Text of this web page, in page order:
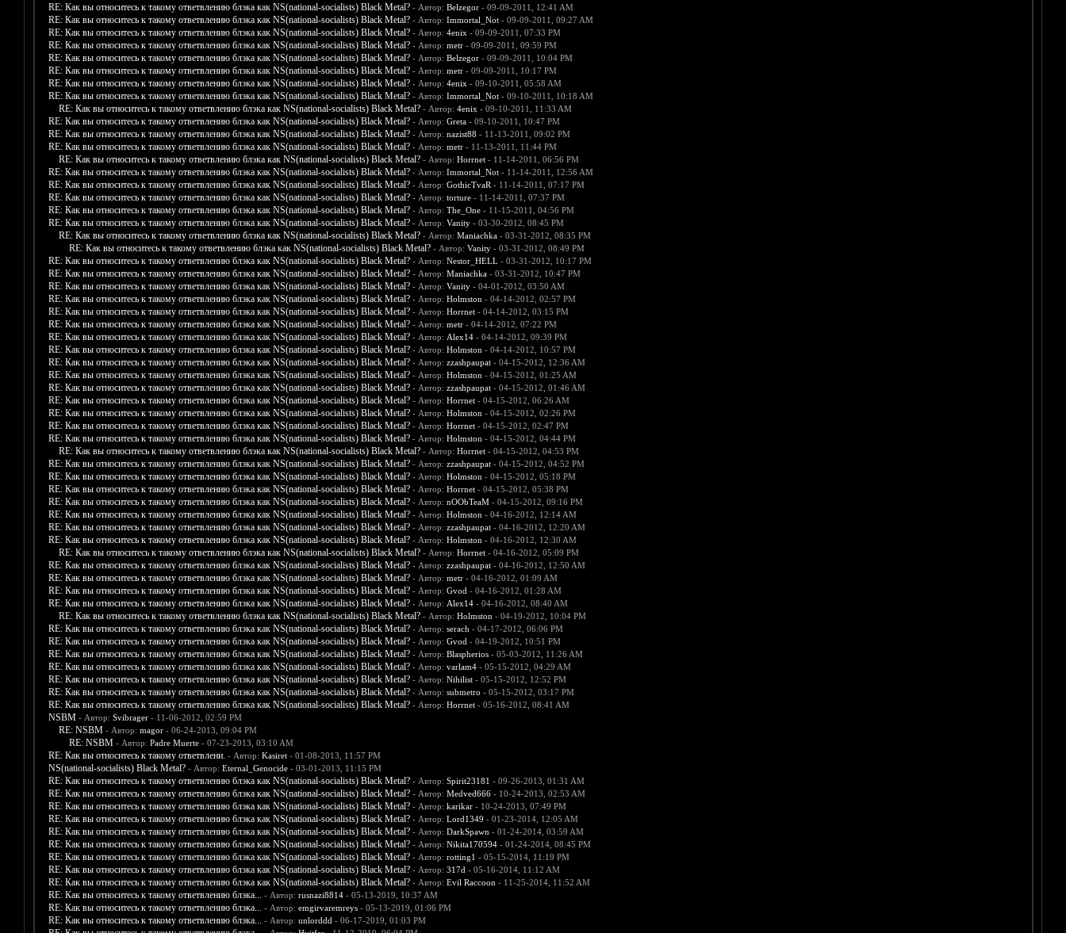
RE: Как вы относитесь к такому ответвлению блэка как NS(national-socialists) Black Metal? - Автор: Belzegor- 09-09-2011, 12:41 AM
RE: Как вы относитесь к такому ответвлению блэка как NS(national-socialists) Black Metal? - Автор: Immortal_Not- 09-09-2011, 09:27 AM
RE: Как вы относитесь к такому ответвлению блэка как NS(national-socialists) Black Metal? - Автор: 4enix - 09-09-2011, 07:33 PM
RE: Как вы относитесь к такому ответвлению блэка как NS(national-socialists) Black Metal? - Автор: metr- 09-09-2011, 09:59 PM
RE: Как вы относитесь к такому ответвлению блэка как NS(national-socialists) Black Metal? - Автор: Belzegor- 09-09-2011, 10:04 PM
RE: Как вы относитесь к такому ответвлению блэка как NS(national-socialists) Black Metal? - Автор: metr- 09-09-2011, 10:17 PM
RE: Как вы относитесь к такому ответвлению блэка как NS(national-socialists) Black Metal? - Автор: 4enix - 09-10-2011, 05:58 AM
RE: Как вы относитесь к такому ответвлению блэка как NS(national-socialists) Black Metal? - Автор: Immortal_Not- 09-10-2011, 10:18 AM
RE: Как вы относитесь к такому ответвлению блэка как NS(national-socialists) Black Metal? - Автор: 4enix - 09-10-2011, 11:33 AM
RE: Как вы относитесь к такому ответвлению блэка как NS(national-socialists) Black Metal? - Автор: Greta- 09-10-2011, 10:47 PM
RE: Как вы относитесь к такому ответвлению блэка как NS(national-socialists) Black Metal? - Автор: nazist88 - 11-13-2011, 09:02 PM
RE: Как вы относитесь к такому ответвлению блэка как NS(national-socialists) Black Metal? - Автор: metr- 11-13-2011, 11:44 PM
RE: Как вы относитесь к такому ответвлению блэка как NS(national-socialists) Black Metal? - Автор: Horrnet- 11-14-2011, 06:56 PM
RE: Как вы относитесь к такому ответвлению блэка как NS(national-socialists) Black Metal? - Автор: Immortal_Not- 11-14-2011, 12:56 AM
RE: Как вы относитесь к такому ответвлению блэка как NS(national-socialists) Black Metal? - Автор: GothicTvaR - 11-14-2011, 07:17 PM
RE: Как вы относитесь к такому ответвлению блэка как NS(national-socialists) Black Metal? - Автор: torture- 11-14-2011, 07:37 PM
RE: Как вы относитесь к такому ответвлению блэка как NS(national-socialists) Black Metal? - Автор: The_One- 11-15-2011, 04:56 PM
RE: Как вы относитесь к такому ответвлению блэка как NS(national-socialists) Black Metal? - Автор: Vanity- 03-30-2012, 08:45 PM
RE: Как вы относитесь к такому ответвлению блэка как NS(national-socialists) Black Metal? - Автор: Maniachka- 03-31-2012, 08:35 PM
RE: Как вы относитесь к такому ответвлению блэка как NS(national-socialists) Black Metal? - Автор: Vanity- 03-31-2012, 08:49 PM
RE: Как вы относитесь к такому ответвлению блэка как NS(national-socialists) Black Metal? - Автор: Nestor_HELL - 03-31-2012, 10:17 PM
RE: Как вы относитесь к такому ответвлению блэка как NS(national-socialists) Black Metal? - Автор: Maniachka- 03-31-2012, 10:47 PM
RE: Как вы относитесь к такому ответвлению блэка как NS(national-socialists) Black Metal? - Автор: Vanity- 04-01-2012, 03:50 AM
RE: Как вы относитесь к такому ответвлению блэка как NS(national-socialists) Black Metal? - Автор: Holmston - 04-14-2012, 02:57 PM
RE: Как вы относитесь к такому ответвлению блэка как NS(national-socialists) Black Metal? - Автор: Horrnet- 04-14-2012, 03:15 PM
RE: Как вы относитесь к такому ответвлению блэка как NS(national-socialists) Black Metal? - Автор: metr- 04-14-2012, 07:22 PM
RE: Как вы относитесь к такому ответвлению блэка как NS(national-socialists) Black Metal? - Автор: Alex14- 04-14-2012, 09:39 PM
RE: Как вы относитесь к такому ответвлению блэка как NS(national-socialists) Black Metal? - Автор: Holmston - 04-14-2012, 10:57 PM
RE: Как вы относитесь к такому ответвлению блэка как NS(national-socialists) Black Metal? - Автор: zzashpaupat- 04-15-2012, 12:36 AM
RE: Как вы относитесь к такому ответвлению блэка как NS(national-socialists) Black Metal? - Автор: Holmston - 04-15-2012, 01:25 AM
RE: Как вы относитесь к такому ответвлению блэка как NS(national-socialists) Black Metal? - Автор: zzashpaupat- 04-15-2012, 01:46 AM
RE: Как вы относитесь к такому ответвлению блэка как NS(national-socialists) Black Metal? - Автор: Horrnet- 04-15-2012, 06:26 AM
RE: Как вы относитесь к такому ответвлению блэка как NS(national-socialists) Black Metal? - Автор: Holmston - 04-15-2012, 02:26 PM
RE: Как вы относитесь к такому ответвлению блэка как NS(national-socialists) Black Metal? - Автор: Horrnet- 04-15-2012, 02:47 PM
RE: Как вы относитесь к такому ответвлению блэка как NS(national-socialists) Black Metal? - Автор: Holmston - 04-15-2012, 04:44 PM
RE: Как вы относитесь к такому ответвлению блэка как NS(national-socialists) Black Metal? - Автор: Horrnet- 04-15-2012, 04:53 PM
RE: Как вы относитесь к такому ответвлению блэка как NS(national-socialists) Black Metal? - Автор: zzashpaupat- 04-15-2012, 04:52 PM
RE: Как вы относитесь к такому ответвлению блэка как NS(national-socialists) Black Metal? - Автор: Holmston - 04-15-2012, 05:18 PM
RE: Как вы относитесь к такому ответвлению блэка как NS(national-socialists) Black Metal? - Автор: Horrnet- 04-15-2012, 05:38 PM
RE: Как вы относитесь к такому ответвлению блэка как NS(national-socialists) Black Metal? - Автор: nOObTeaM- 04-15-2012, 09:16 PM
RE: Как вы относитесь к такому ответвлению блэка как NS(national-socialists) Black Metal? - Автор: Holmston - 04-16-2012, 12:14 AM
RE: Как вы относитесь к такому ответвлению блэка как NS(national-socialists) Black Metal? - Автор: zzashpaupat- 04-16-2012, 12:20 AM
RE: Как вы относитесь к такому ответвлению блэка как NS(national-socialists) Black Metal? - Автор: Holmston - 04-16-2012, 12:30 AM
RE: Как вы относитесь к такому ответвлению блэка как NS(national-socialists) Black Metal? - Автор: Horrnet- 04-16-2012, 05:09 PM
RE: Как вы относитесь к такому ответвлению блэка как NS(national-socialists) Black Metal? - Автор: zzashpaupat- 04-16-2012, 12:50 AM
RE: Как вы относитесь к такому ответвлению блэка как NS(national-socialists) Black Metal? - Автор: metr- 04-16-2012, 01:09 AM
RE: Как вы относитесь к такому ответвлению блэка как NS(national-socialists) Black Metal? - Автор: Gvod - 04-16-2012, 01:28 AM
RE: Как вы относитесь к такому ответвлению блэка как NS(national-socialists) Black Metal? - Автор: Alex14- 04-16-2012, 08:40 AM
RE: Как вы относитесь к такому ответвлению блэка как NS(national-socialists) Black Metal? - Автор: Holmston - 04-19-2012, 10:04 PM
RE: Как вы относитесь к такому ответвлению блэка как NS(national-socialists) Black Metal? - Автор: serach - 04-17-2012, 06:06 PM
RE: Как вы относитесь к такому ответвлению блэка как NS(national-socialists) Black Metal? - Автор: Gvod - 04-19-2012, 10:51 PM
RE: Как вы относитесь к такому ответвлению блэка как NS(national-socialists) Black Metal? - Автор: Blaspherios- 05-03-2012, 11:26 AM
RE: Как вы относитесь к такому ответвлению блэка как NS(national-socialists) Black Metal? - Автор: varlam4- 05-15-2012, 04:29 AM
RE: Как вы относитесь к такому ответвлению блэка как NS(national-socialists) Black Metal? - Автор: Nihilist- 05-15-2012, 12:52 PM
RE: Как вы относитесь к такому ответвлению блэка как NS(national-socialists) Black Metal? - Автор: submetro - 05-15-2012, 03:17 PM
RE: Как вы относитесь к такому ответвлению блэка как NS(national-socialists) Black Metal? - Автор: Horrnet- 05-16-2012, 08:41 AM
NSBM - Автор: Svibrager- 11-06-2012, 02:59 PM
RE: NSBM - Автор: magor- 06-24-2013, 09:04 PM
RE: NSBM - Автор: Padre Muerte- 07-23-2013, 03:10 AM
RE: Как вы относитесь к такому ответвлени. - Автор: Kasiret- 01-08-2013, 11:57 PM
NS(national-socialists) Black Metal? - Автор: Eternal_Genocide- 03-01-2013, 11:15 PM
RE: Как вы относитесь к такому ответвлению блэка как NS(national-socialists) Black Metal? - Автор: Spirit23181 - 09-26-2013, 01:31 AM
RE: Как вы относитесь к такому ответвлению блэка как NS(national-socialists) Black Metal? - Автор: Medved666- 10-24-2013, 02:53 AM
RE: Как вы относитесь к такому ответвлению блэка как NS(national-socialists) Black Metal? - Автор: karikar- 10-24-2013, 07:49 PM
RE: Как вы относитесь к такому ответвлению блэка как NS(national-socialists) Black Metal? - Автор: Lord1349 - 01-23-2014, 12:05 AM
RE: Как вы относитесь к такому ответвлению блэка как NS(national-socialists) Black Metal? - Автор: DarkSpawn - 01-24-2014, 03:59 AM
RE: Как вы относитесь к такому ответвлению блэка как NS(national-socialists) Black Metal? - Автор: Nikita170594- 01-24-2014, 08:45 PM
RE: Как вы относитесь к такому ответвлению блэка как NS(national-socialists) Black Metal? - Автор: rotting1 - 05-15-2014, 11:19 PM
RE: Как вы относитесь к такому ответвлению блэка как NS(national-socialists) Black Metal? - Автор: 317d - 05-16-2014, 11:12 AM
RE: Как вы относитесь к такому ответвлению блэка как NS(national-socialists) Black Metal? - Автор: Evil Raccoon - 11-25-2014, 11:52 AM
RE: Как вы относитесь к такому ответвлению блэка... - Автор: rusnazi8814- 05-13-2019, 10:37 AM
RE: Как вы относитесь к такому ответвлению блэка... - Автор: emgirvaremreys- 05-13-2019, 01:06 PM
RE: Как вы относитесь к такому ответвлению блэка... - Автор: unlorddd - 06-17-2019, 01:03 PM